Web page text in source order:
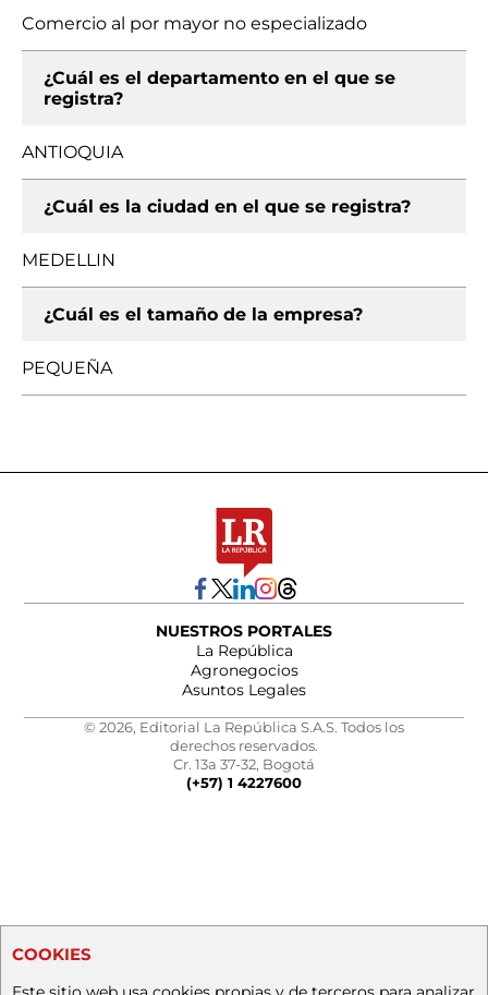
Comercio al por mayor no especializado
¿Cuál es el departamento en el que se
registra?
ANTIOQUIA
¿Cuál es la ciudad en el que se registra?
MEDELLIN
¿Cuál es el tamaño de la empresa?
PEQUEÑA
NUESTROS PORTALES
La República
Agronegocios
Asuntos Legales
© 2026, Editorial La República S.A.S. Todos los
derechos reservados.
Cr. 13a 37-32, Bogotá
(+57) 1 4227600
COOKIES